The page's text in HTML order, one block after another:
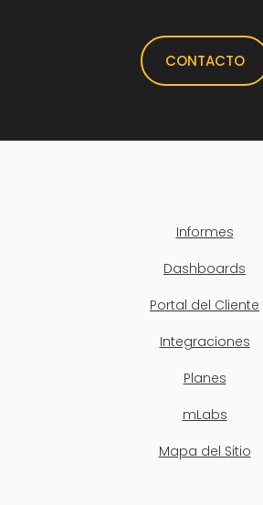
CONTACTO
Informes
Dashboards
Portal del Cliente
Integraciones
Planes
mLabs
Mapa del Sitio